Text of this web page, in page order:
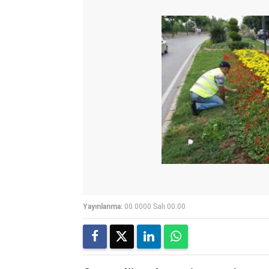
Yayınlanma: 00 0000 Salı 00:00